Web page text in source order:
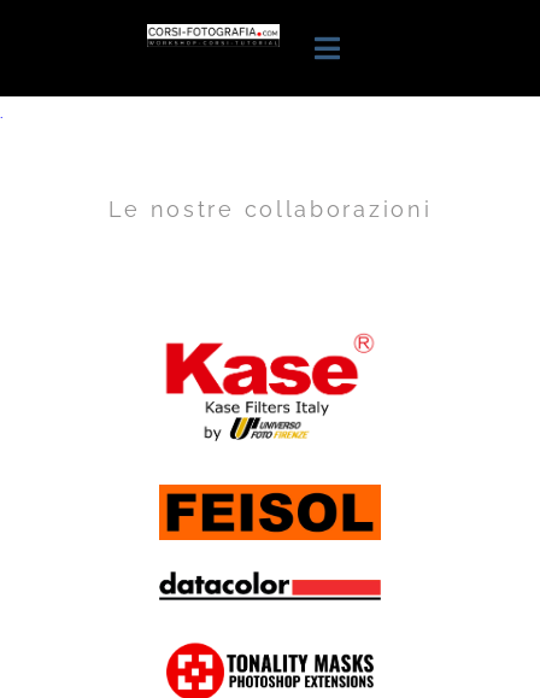
Le nostre collaborazioni